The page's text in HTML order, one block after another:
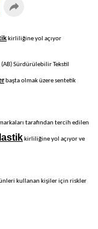
kirliliğine yol açıyor
(AB) Sürdürülebilir Tekstil
başta olmak üzere sentetik
markaları tarafından tercih edilen
kirliliğine yol açıyor ve
kullanan kişiler için riskler